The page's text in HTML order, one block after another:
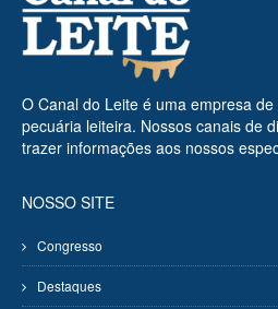
O Canal do Leite é uma empresa
pecuária leiteira. Nossos canais de
trazer informações aos nossos
NOSSO SITE
Congresso
Destaques